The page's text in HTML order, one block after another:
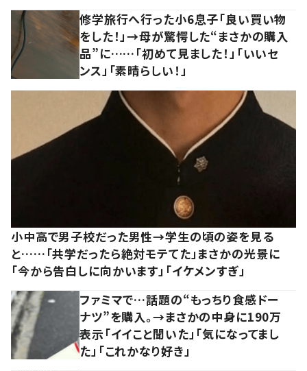
修学旅行へ行った小6息子「良い買い物
をした！」→母が驚愕した“まさかの購入
品”に……「初めて見ました！」「いいセ
ンス」「素晴らしい！」
小中高で男子校だった男性→学生の頃の姿を見る
と……「共学だったら絶対モテてた」まさかの光景に
「今から告白しに向かいます」「イケメンすぎ」
ファミマで…話題の“もっちり食感ドー
ナツ”を購入。→まさかの中身に190万
表示「イイこと聞いた」「気になってまし
た」「これかなり好き」